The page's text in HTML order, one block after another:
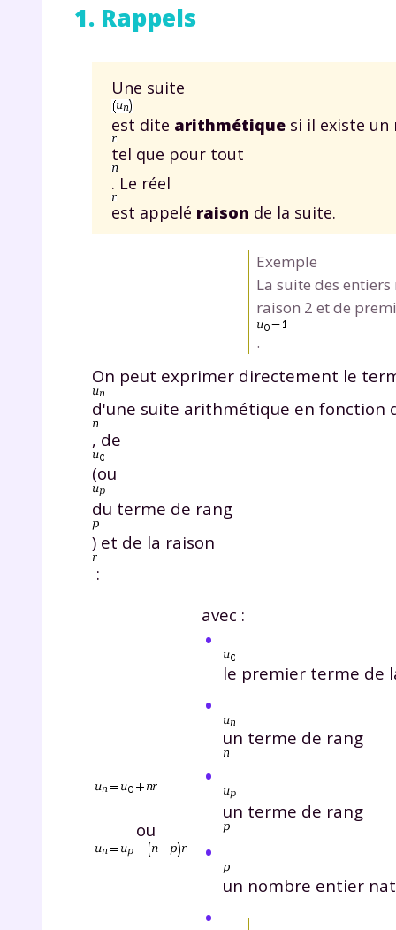
1. Rappels
Une suite
est dite arithmétique si il existe un
tel que pour tout
. Le réel
est appelé raison de la suite.
Exemple
La suite des
raison 2 et de
.
On peut exprimer directement le
d'une suite arithmétique en fonction
, de
(ou
du terme de rang
) et de la raison
:
ou
avec :
le premier terme de
un terme de rang
un terme de rang
un nombre entier
*
vos
Votre